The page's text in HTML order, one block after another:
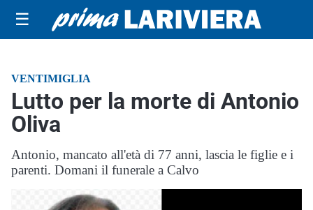
☰
VENTIMIGLIA
Lutto per la morte di Antonio
Oliva
Antonio, mancato all'età di 77 anni, lascia le figlie e i
parenti. Domani il funerale a Calvo